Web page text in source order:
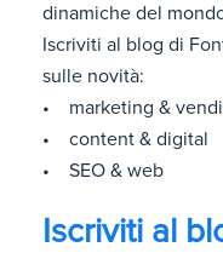
dinamiche del
Iscriviti al blog di
sulle novità:
• marketing &
• content & digital
• SEO & web
Iscriviti al